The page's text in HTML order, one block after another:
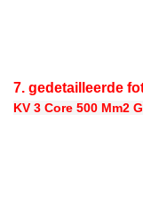
7. gedetailleerde
KV 3 Core 500 Mm2